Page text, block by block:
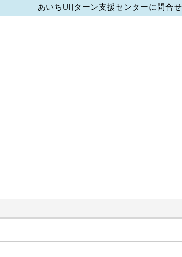
あいちUIJターン支援センターに問合せ